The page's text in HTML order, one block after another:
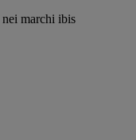
nei marchi ibis